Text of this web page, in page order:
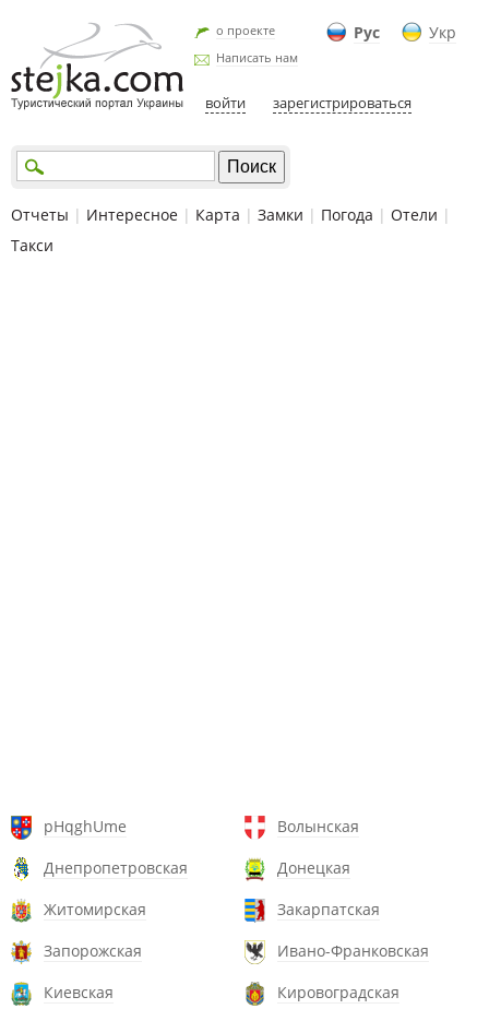
Рус Укр
о проекте
Написать нам
войти зарегистрироваться
Отчеты | Интересное | Карта | Замки | Погода | Отели |
Такси
pHqghUme
Волынская
Днепропетровская
Донецкая
Житомирская
Закарпатская
Запорожская
Ивано-Франковская
Киевская
Кировоградская